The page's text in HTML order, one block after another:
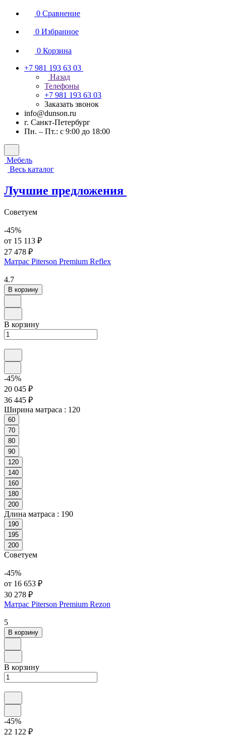
0 Сравнение
0 Избранное
0 Корзина
+7 981 193 63 03
Назад
Телефоны
+7 981 193 63 03
Заказать звонок
info@dunson.ru
г. Санкт-Петербург
Пн. – Пт.: с 9:00 до 18:00
Мебель
Весь каталог
Лучшие предложения
Советуем
-45%
от 15 113 ₽
27 478 ₽
Матрас Piterson Premium Reflex
4.7
В корзину
В корзину
-45%
20 045 ₽
36 445 ₽
Ширина матраса : 120
60
70
80
90
120
140
160
180
200
Длина матраса : 190
190
195
200
Советуем
-45%
от 16 653 ₽
30 278 ₽
Матрас Piterson Premium Rezon
5
В корзину
В корзину
-45%
22 122 ₽